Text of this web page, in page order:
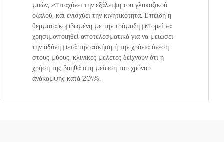
μυών, επιταχύνει την εξάλειψη του γλυκοζικού
οξαλού, και ενισχύει την κινητικότητα. Επειδή η
θερμοτα κομβωμένη με την τρόμαξη μπορεί να
χρησιμοποιηθεί αποτελεσματικά για να μειώσει
την οδύνη μετά την ασκήση ή την χρόνια άνεση
στους μύους, κλινικές μελέτες δείχνουν ότι η
χρήση της βοηθά στη μείωση του χρόνου
ανάκαμψης κατά 20\%.